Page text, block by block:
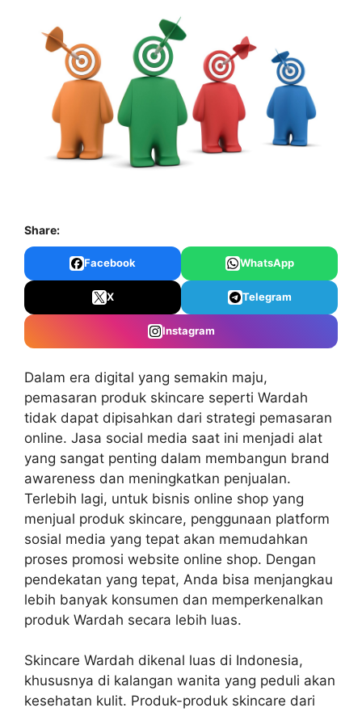
Share:
Facebook WhatsApp
X Telegram
Instagram
Dalam era digital yang semakin maju,
pemasaran produk skincare seperti Wardah
tidak dapat dipisahkan dari strategi pemasaran
online. Jasa social media saat ini menjadi alat
yang sangat penting dalam membangun brand
awareness dan meningkatkan penjualan.
Terlebih lagi, untuk bisnis online shop yang
menjual produk skincare, penggunaan platform
sosial media yang tepat akan memudahkan
proses promosi website online shop. Dengan
pendekatan yang tepat, Anda bisa menjangkau
lebih banyak konsumen dan memperkenalkan
produk Wardah secara lebih luas.
Skincare Wardah dikenal luas di Indonesia,
khususnya di kalangan wanita yang peduli akan
kesehatan kulit. Produk-produk skincare dari